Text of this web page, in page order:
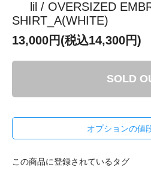
lil / OVERSIZED
SHIRT_A(WHITE)
13,000円(税込14,300円)
SOLD
オプションの値
この商品に登録されているタグ